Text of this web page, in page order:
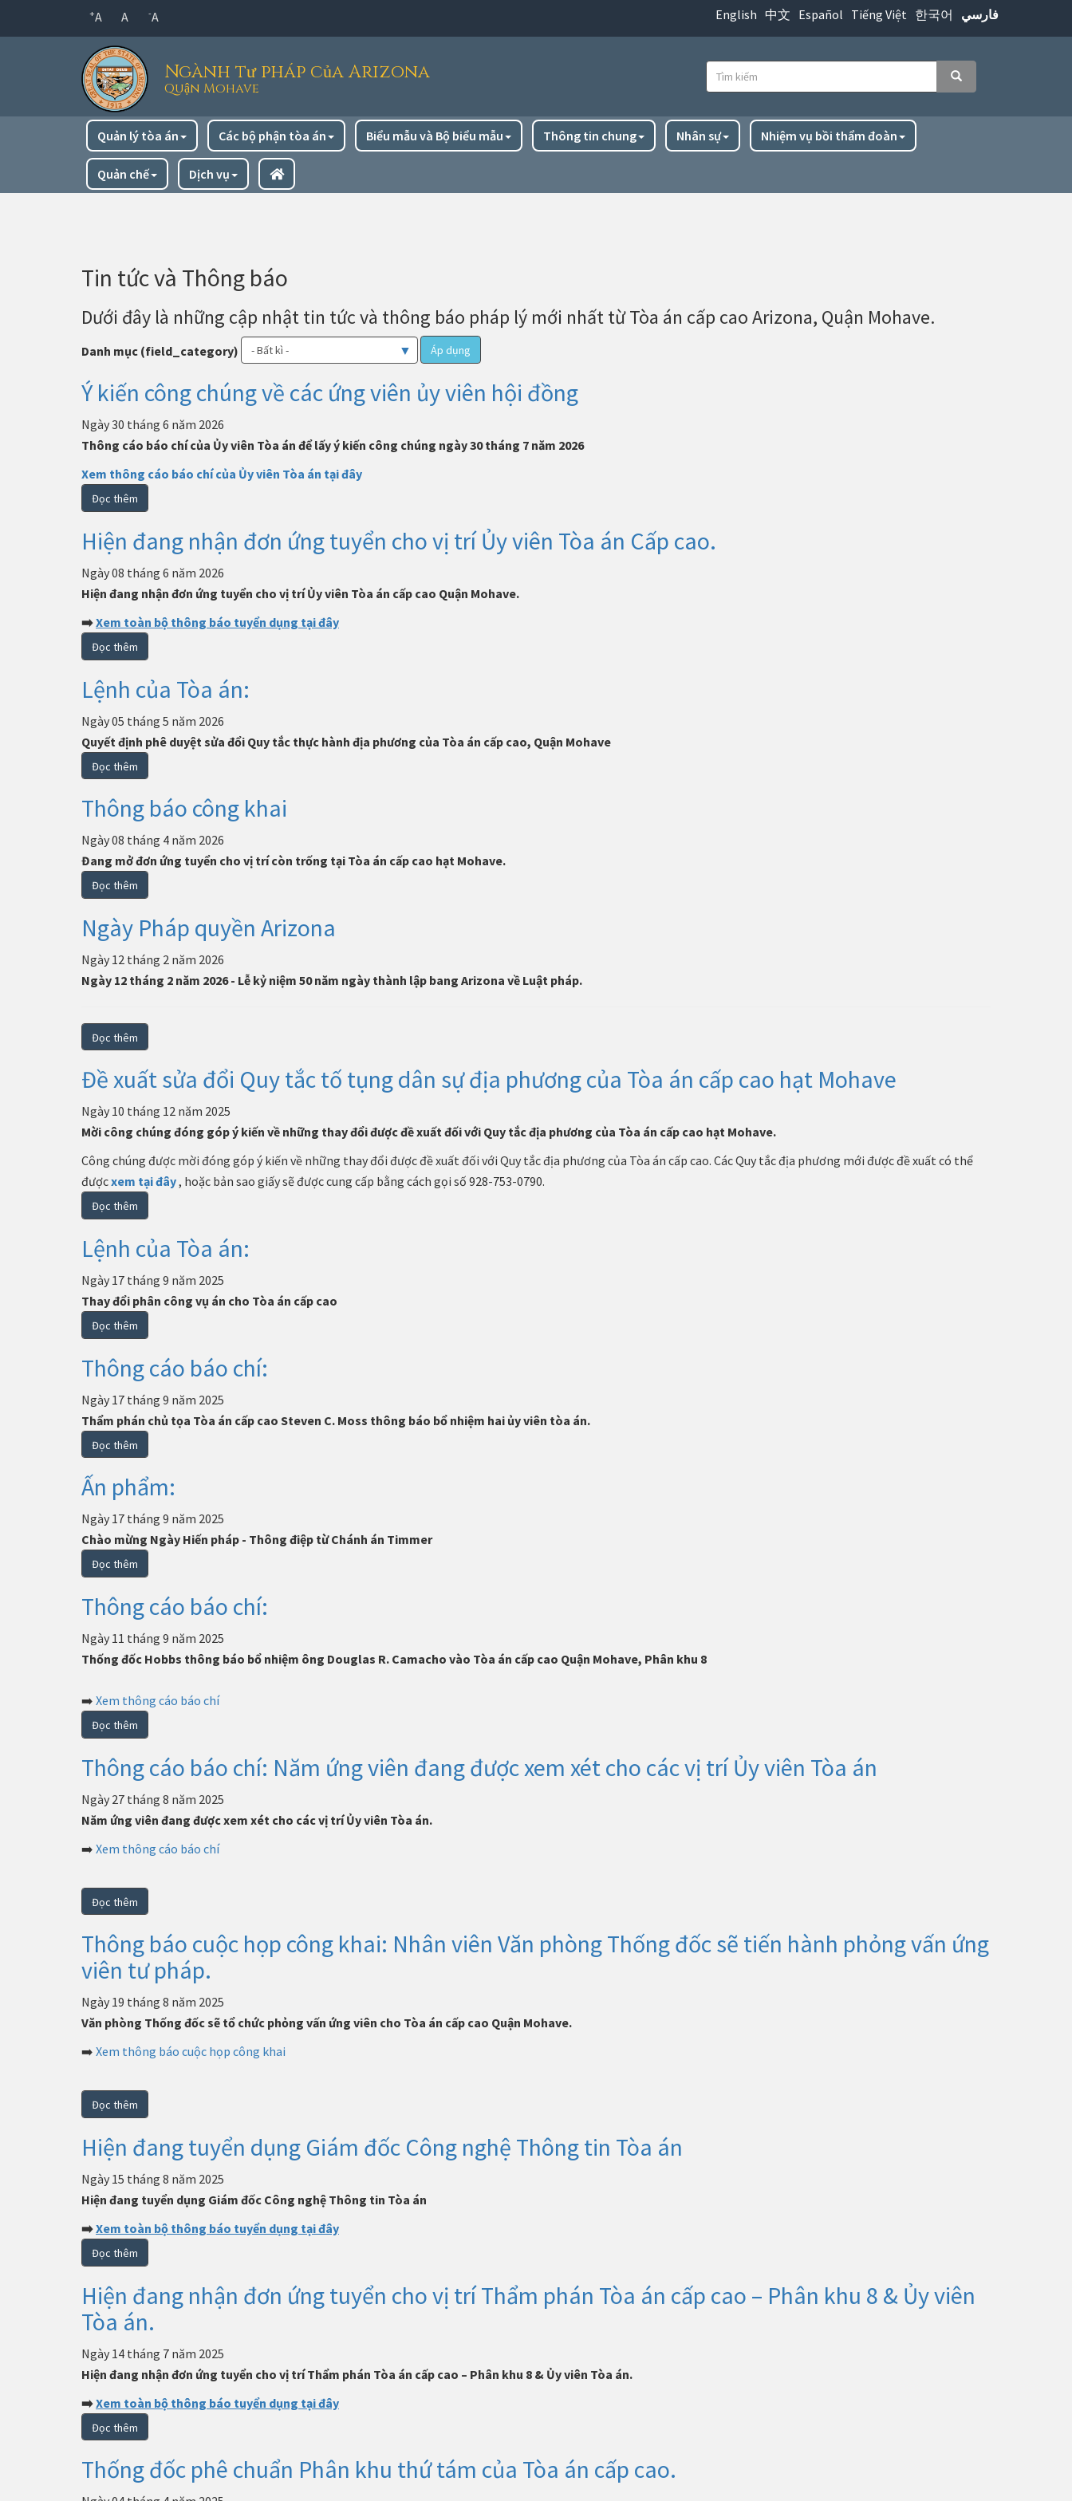
-A
A
+A English 中文 Español Tiếng Việt 한국어 فارسي
Ngành tư pháp của Arizona
Quận Mohave
Tìm
kiếm
Tìm kiếm
Điều
hướng
chính
Quản lý tòa án Các bộ phận tòa án Biểu mẫu và Bộ biểu mẫu Thông tin chung Nhân sự Nhiệm vụ bồi thẩm đoàn
Quản chế Dịch vụ
Tin tức và Thông báo
Dưới đây là những cập nhật tin tức và thông báo pháp lý mới nhất từ ​​Tòa án cấp cao Arizona, Quận Mohave.
Danh mục (field_category) Áp dụng
Ý kiến ​​công chúng về các ứng viên ủy viên hội đồng
Ngày 30 tháng 6 năm 2026
Thông cáo báo chí của Ủy viên Tòa án để lấy ý kiến ​​công chúng ngày 30 tháng 7 năm 2026
Xem thông cáo báo chí của Ủy viên Tòa án tại đây
Đọc thêm
Hiện đang nhận đơn ứng tuyển cho vị trí Ủy viên Tòa án Cấp cao.
Ngày 08 tháng 6 năm 2026
Hiện đang nhận đơn ứng tuyển cho vị trí Ủy viên Tòa án cấp cao Quận Mohave.
➡️Xem toàn bộ thông báo tuyển dụng tại đây
Đọc thêm
Lệnh của Tòa án:
Ngày 05 tháng 5 năm 2026
Quyết định phê duyệt sửa đổi Quy tắc thực hành địa phương của Tòa án cấp cao, Quận Mohave
Đọc thêm
Thông báo công khai
Ngày 08 tháng 4 năm 2026
Đang mở đơn ứng tuyển cho vị trí còn trống tại Tòa án cấp cao hạt Mohave.
Đọc thêm
Ngày Pháp quyền Arizona
Ngày 12 tháng 2 năm 2026
Ngày 12 tháng 2 năm 2026 - Lễ kỷ niệm 50 năm ngày thành lập bang Arizona về Luật pháp.
Đọc thêm
Đề xuất sửa đổi Quy tắc tố tụng dân sự địa phương của Tòa án cấp cao hạt Mohave
Ngày 10 tháng 12 năm 2025
Mời công chúng đóng góp ý kiến ​​về những thay đổi được đề xuất đối với Quy tắc địa phương của Tòa án cấp cao hạt Mohave.
Công chúng được mời đóng góp ý kiến ​​về những thay đổi được đề xuất đối với Quy tắc địa phương của Tòa án cấp cao. Các Quy tắc địa phương mới được đề xuất có thể
đượcxem tại đây, hoặc bản sao giấy sẽ được cung cấp bằng cách gọi số 928-753-0790.
Đọc thêm
Lệnh của Tòa án:
Ngày 17 tháng 9 năm 2025
Thay đổi phân công vụ án cho Tòa án cấp cao
Đọc thêm
Thông cáo báo chí:
Ngày 17 tháng 9 năm 2025
Thẩm phán chủ tọa Tòa án cấp cao Steven C. Moss thông báo bổ nhiệm hai ủy viên tòa án.
Đọc thêm
Ấn phẩm:
Ngày 17 tháng 9 năm 2025
Chào mừng Ngày Hiến pháp - Thông điệp từ Chánh án Timmer
Đọc thêm
Thông cáo báo chí:
Ngày 11 tháng 9 năm 2025
Thống đốc Hobbs thông báo bổ nhiệm ông Douglas R. Camacho vào Tòa án cấp cao Quận Mohave, Phân khu 8
➡️ Xem thông cáo báo chí
Đọc thêm
Thông cáo báo chí: Năm ứng viên đang được xem xét cho các vị trí Ủy viên Tòa án
Ngày 27 tháng 8 năm 2025
Năm ứng viên đang được xem xét cho các vị trí Ủy viên Tòa án.
➡️ Xem thông cáo báo chí
Đọc thêm
Thông báo cuộc họp công khai: Nhân viên Văn phòng Thống đốc sẽ tiến hành phỏng vấn ứng
viên tư pháp.
Ngày 19 tháng 8 năm 2025
Văn phòng Thống đốc sẽ tổ chức phỏng vấn ứng viên cho Tòa án cấp cao Quận Mohave.
➡️ Xem thông báo cuộc họp công khai
Đọc thêm
Hiện đang tuyển dụng Giám đốc Công nghệ Thông tin Tòa án
Ngày 15 tháng 8 năm 2025
Hiện đang tuyển dụng Giám đốc Công nghệ Thông tin Tòa án
➡️Xem toàn bộ thông báo tuyển dụng tại đây
Đọc thêm
Hiện đang nhận đơn ứng tuyển cho vị trí Thẩm phán Tòa án cấp cao – Phân khu 8 & Ủy viên
Tòa án.
Ngày 14 tháng 7 năm 2025
Hiện đang nhận đơn ứng tuyển cho vị trí Thẩm phán Tòa án cấp cao – Phân khu 8 & Ủy viên Tòa án.
➡️Xem toàn bộ thông báo tuyển dụng tại đây
Đọc thêm
Thống đốc phê chuẩn Phân khu thứ tám của Tòa án cấp cao.